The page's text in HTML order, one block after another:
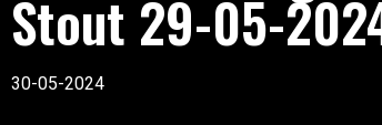
Stout 29-05-
30-05-2024